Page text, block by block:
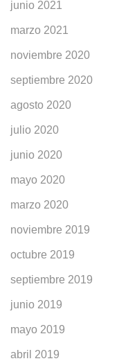
junio 2021
marzo 2021
noviembre 2020
septiembre 2020
agosto 2020
julio 2020
junio 2020
mayo 2020
marzo 2020
noviembre 2019
octubre 2019
septiembre 2019
junio 2019
mayo 2019
abril 2019